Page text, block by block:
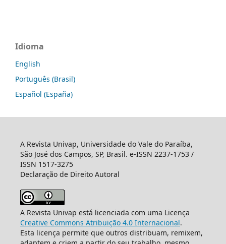
Idioma
English
Português (Brasil)
Español (España)
A Revista Univap, Universidade do Vale do Paraíba,
São José dos Campos, SP, Brasil. e-ISSN 2237-1753 /
ISSN 1517-3275
Declaração de Direito Autoral
A Revista Univap está licenciada com uma Licença
Creative Commons Atribuição 4.0 Internacional.
Esta licença permite que outros distribuam, remixem,